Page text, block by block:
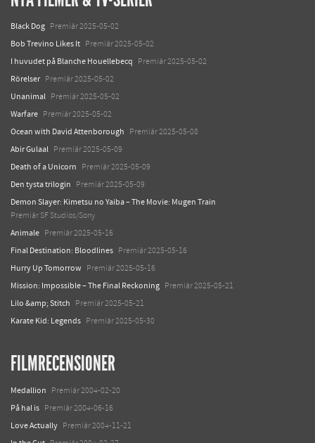
Black Dog Premiär 2025-05-02
Bob Trevino Likes It Premiär 2025-05-02
I huvudet på Blanche Houellebecq Premiär 2025-05-02
Rörelser Premiär 2025-05-02
Unanimal Premiär 2025-05-02
Warfare Premiär 2025-05-02
Ocean with David Attenborough Premiär 2025-05-08
Abir Gulaal Premiär 2025-05-09
Death of a Unicorn Premiär 2025-05-09
Den tysta trilogin Premiär 2025-05-09
Demon Slayer: Kimetsu no Yaiba – The Movie: Mugen Train
Premiär SF Studios/Sony
Animale Premiär 2025-05-16
Final Destination: Bloodlines Premiär 2025-05-16
Hurry Up Tomorrow Premiär 2025-05-16
Mission: Impossible – The Final Reckoning Premiär 2025-05-21
Lilo &amp; Stitch Premiär 2025-05-21
Karate Kid: Legends Premiär 2025-05-30
FILMRECENSIONER
Medallion Premiär 2004-02-20
På hal is Premiär 2004-06-16
Love Actually Premiär 2004-11-21